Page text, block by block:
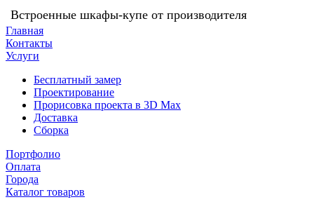
Встроенные шкафы-купе от производителя
Главная
Контакты
Услуги
Бесплатный замер
Проектирование
Прорисовка проекта в 3D Max
Доставка
Сборка
Портфолио
Оплата
Города
Каталог товаров